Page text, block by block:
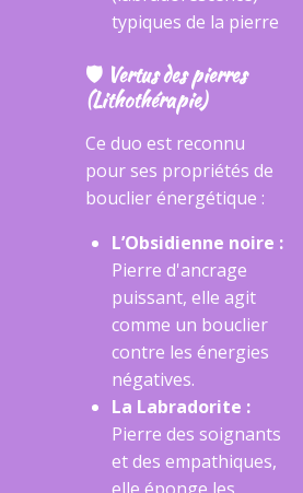
typiques de la pierre
​🛡️ Vertus des pierres
(Lithothérapie)
​Ce duo est reconnu
pour ses propriétés de
bouclier énergétique :
L’Obsidienne noire :
Pierre d'ancrage
puissant, elle agit
comme un bouclier
contre les énergies
négatives.
La Labradorite :
Pierre des soignants
et des empathiques,